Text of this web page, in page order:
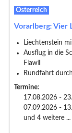
Österreich
Vorarlberg: Vier
Liechtenstein
Ausflug in die
Flawil
Rundfahrt
Termine:
17.08.2026 -
07.09.2026 -
und 4 weitere ...